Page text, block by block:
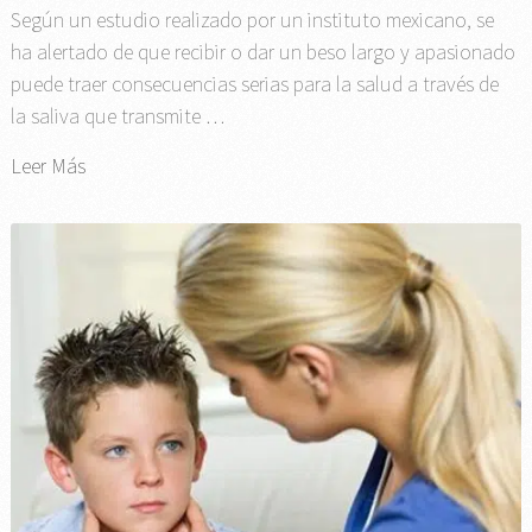
Según un estudio realizado por un instituto mexicano, se
ha alertado de que recibir o dar un beso largo y apasionado
puede traer consecuencias serias para la salud a través de
la saliva que transmite …
Leer Más